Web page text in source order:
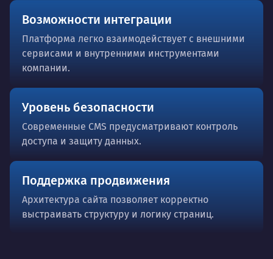
Возможности интеграции
Платформа легко взаимодействует с внешними
сервисами и внутренними инструментами
компании.
Уровень безопасности
Современные CMS предусматривают контроль
доступа и защиту данных.
Поддержка продвижения
Архитектура сайта позволяет корректно
выстраивать структуру и логику страниц.